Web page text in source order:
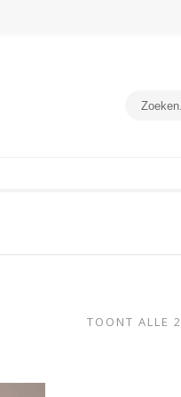
TOONT ALLE